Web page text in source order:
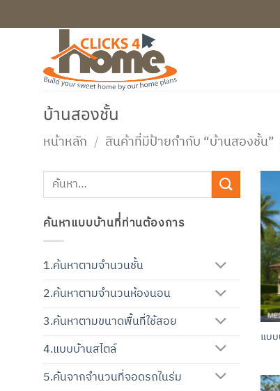
ไป
บ้านสองชั้น
หน้าหลัก / สินค้าที่มีป้ายกำกับ “บ้านสองชั้น”
ค้นหา:
ค้นหาแบบบ้านที่่ท่านต้องการ
1.ค้นหาตามจำนวนชั้น
2.ค้นหาตามจำนวนห้องนอน
3.ค้นหาตามขนาดพื้นที่ใช้สอย
4.แบบบ้านสไตล์
5.ค้นจากจำนวนที่จอดรถในร่ม
แบ